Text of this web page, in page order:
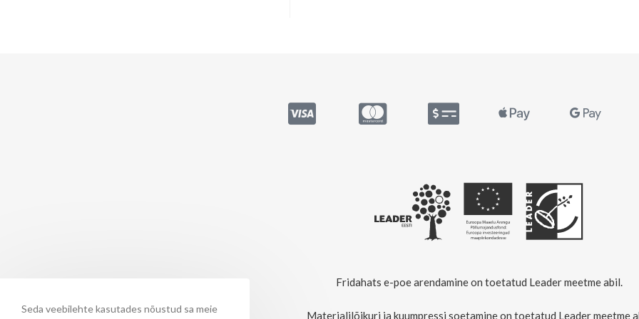
Fridahats e-poe arendamine on toetatud Leader meetme abil.
Materjalilõikuri ja kuumpressi soetamine on toetatud Leader meetme
Seda veebilehte kasutades nõustud sa meie